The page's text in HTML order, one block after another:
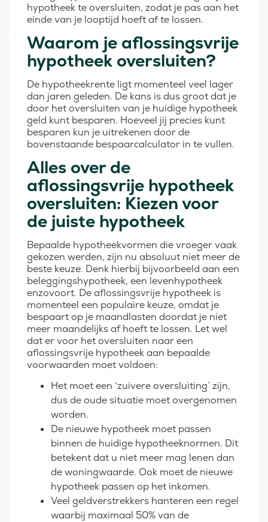
hypotheek te oversluiten, zodat je pas aan het
einde van je looptijd hoeft af te lossen.
Waarom je aflossingsvrije
hypotheek oversluiten?
De hypotheekrente ligt momenteel veel lager
dan jaren geleden. De kans is dus groot dat je
door het oversluiten van je huidige hypotheek
geld kunt besparen. Hoeveel jij precies kunt
besparen kun je uitrekenen door de
bovenstaande bespaarcalculator in te vullen.
Alles over de
aflossingsvrije hypotheek
oversluiten: Kiezen voor
de juiste hypotheek
Bepaalde hypotheekvormen die vroeger vaak
gekozen werden, zijn nu absoluut niet meer de
beste keuze. Denk hierbij bijvoorbeeld aan een
beleggingshypotheek, een levenhypotheek
enzovoort. De aflossingsvrije hypotheek is
momenteel een populaire keuze, omdat je
bespaart op je maandlasten doordat je niet
meer maandelijks af hoeft te lossen. Let wel
dat er voor het oversluiten naar een
aflossingsvrije hypotheek aan bepaalde
voorwaarden moet voldoen:
Het moet een ‘zuivere oversluiting’ zijn,
dus de oude situatie moet overgenomen
worden.
De nieuwe hypotheek moet passen
binnen de huidige hypotheeknormen. Dit
betekent dat u niet meer mag lenen dan
de woningwaarde. Ook moet de nieuwe
hypotheek passen op het inkomen.
Veel geldverstrekkers hanteren een regel
waarbij maximaal 50% van de